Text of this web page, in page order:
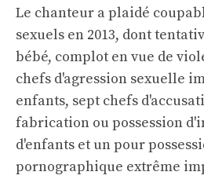
Le chanteur a plaidé
sexuels en 2013, dont
bébé, complot en vue de
chefs d'agression sexuelle
enfants, sept chefs
fabrication ou possession
d'enfants et un pour
pornographique extrême